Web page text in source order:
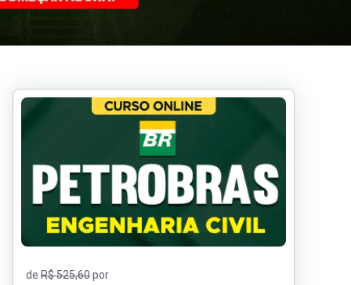
Seu carrinho ainda está vazio.
de R$ 525,60por